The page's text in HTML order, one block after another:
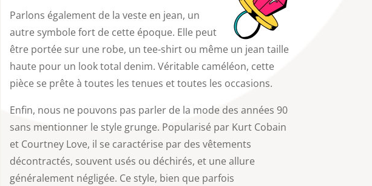
Parlons également de la veste en jean, un
autre symbole fort de cette époque. Elle peut
être portée sur une robe, un tee-shirt ou même un jean taille
haute pour un look total denim. Véritable caméléon, cette
pièce se prête à toutes les tenues et toutes les occasions.
Enfin, nous ne pouvons pas parler de la mode des années 90
sans mentionner le style grunge. Popularisé par Kurt Cobain
et Courtney Love, il se caractérise par des vêtements
décontractés, souvent usés ou déchirés, et une allure
généralement négligée. Ce style, bien que parfois